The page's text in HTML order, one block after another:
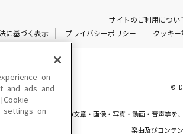
サイトのご利用につい
に基づく表示
プライバシーポリシー クッキー
©
に掲載されている一切の文章・画像・写真・動画・音声等
楽曲及びコンテ
on
and ads and
settings on